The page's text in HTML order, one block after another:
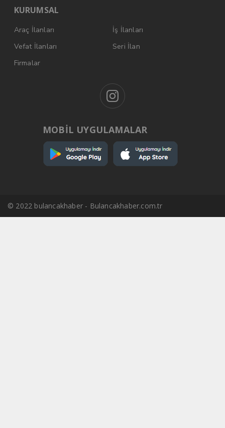
KURUMSAL
Araç İlanları
İş İlanları
Vefat İlanları
Seri İlan
Firmalar
MOBİL UYGULAMALAR
© 2022 bulancakhaber - Bulancakhaber.com.tr